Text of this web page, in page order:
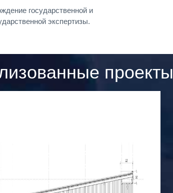
государственной и
экспертизы.
проекты